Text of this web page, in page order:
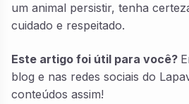
um animal persistir, tenha
cuidado e respeitado.
Este artigo foi útil para você?
blog e nas redes sociais do
conteúdos assim!